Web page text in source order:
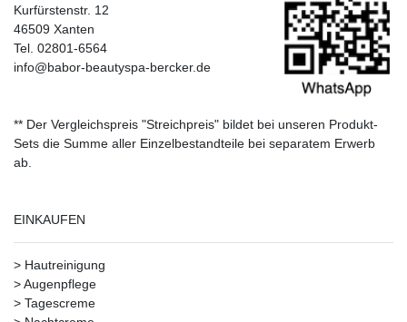
Kurfürstenstr. 12
46509 Xanten
Tel. 02801-6564
info@babor-beautyspa-bercker.de
** Der Vergleichspreis "Streichpreis" bildet bei unseren Produkt-
Sets die Summe aller Einzelbestandteile bei separatem Erwerb
ab.
EINKAUFEN
> Hautreinigung
>Augenpflege
> Tagescreme